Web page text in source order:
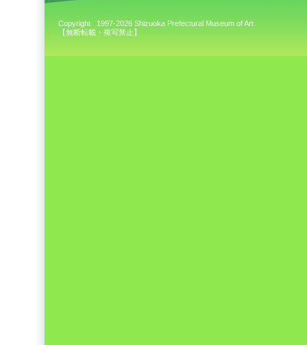
Copyright 1997-2026 Shizuoka Prefectural Museum of Art.
【無断転載・複写禁止】